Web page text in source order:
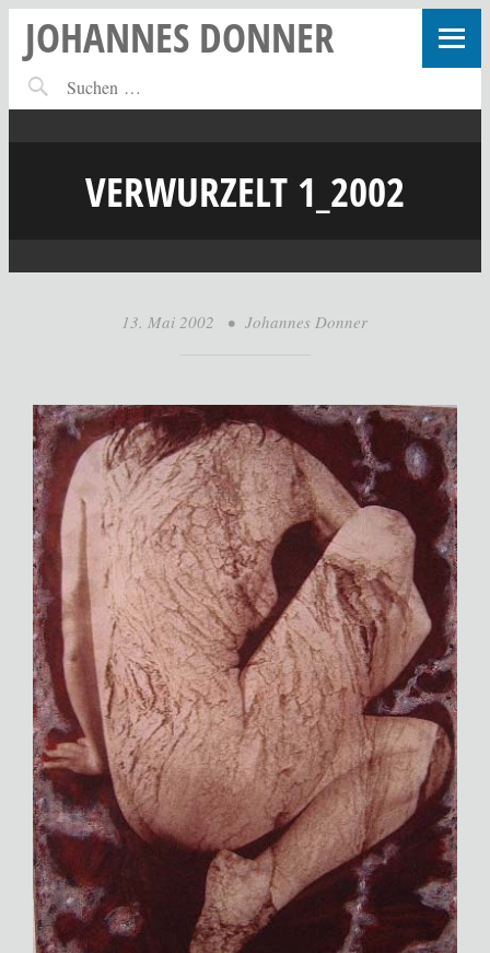
JOHANNES DONNER
VERWURZELT 1_2002
13. Mai 2002 • Johannes Donner